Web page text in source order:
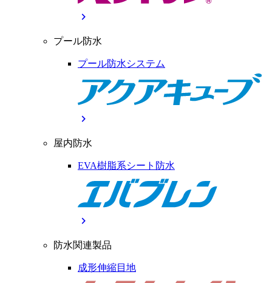
chevron_right
プール防水
プール防水システム
chevron_right
屋内防水
EVA樹脂系シート防水
chevron_right
防水関連製品
成形伸縮目地